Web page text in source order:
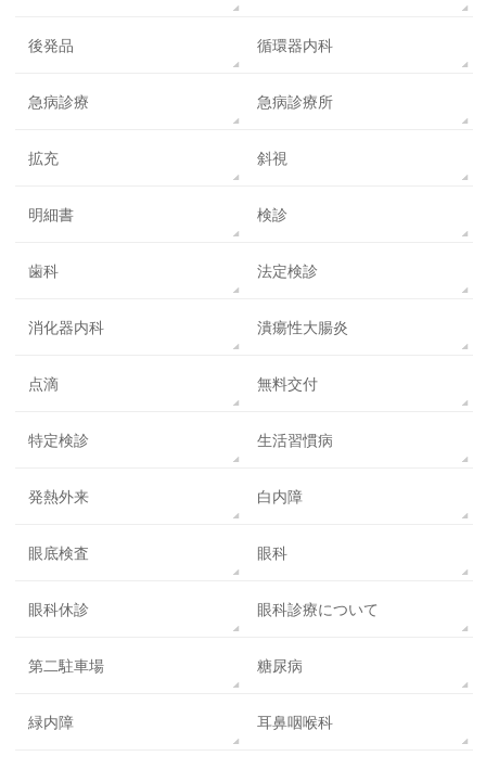
後発品 循環器内科
急病診療 急病診療所
拡充 斜視
明細書 検診
歯科 法定検診
消化器内科 潰瘍性大腸炎
点滴 無料交付
特定検診 生活習慣病
発熱外来 白内障
眼底検査 眼科
眼科休診 眼科診療について
第二駐車場 糖尿病
緑内障 耳鼻咽喉科